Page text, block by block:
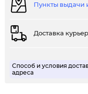
Пункты выдачи
Доставка
Способ и условия
адреса